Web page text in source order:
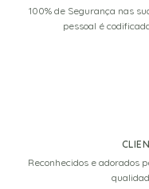
100% de Segurança nas
pessoal é
Reconhecidos e adorados